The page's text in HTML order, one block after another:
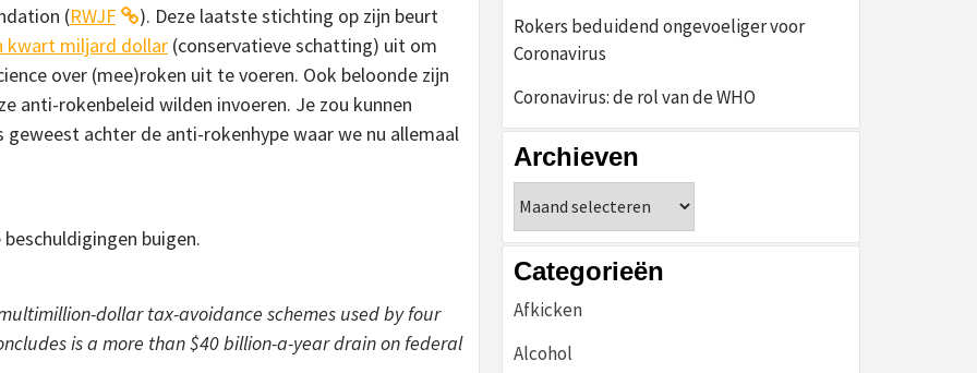
(RWJF
). Deze laatste stichting op zijn beurt
kwart miljard dollar (conservatieve schatting) uit om
over (mee)roken uit te voeren. Ook beloonde zijn
anti-rokenbeleid wilden invoeren. Je zou kunnen
achter de anti-rokenhype waar we nu allemaal
buigen.
dollar tax-avoidance schemes used by four
is a more than $40 billion-a-year drain on federal
Rokers beduidend ongevoeliger voor
Coronavirus
Coronavirus: de rol van de WHO
Archieven
Categorieën
Afkicken
Alcohol